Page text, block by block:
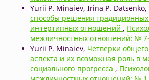
Yurii P. Minaiev, Irina P. Datsenko,
способы решения
интертипных отношений ,
межличностных отношений: №
Yurii P. Minaiev, Четверки
аспекта и их возможная роль в
социального прогресса ,